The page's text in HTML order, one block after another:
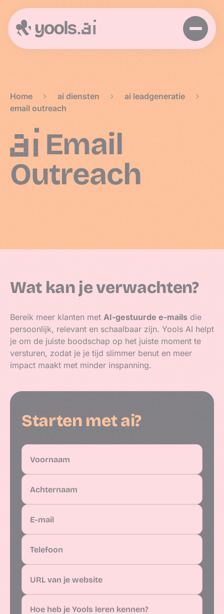
Home > ai diensten > ai leadgeneratie
>
email outreach
AIEmail
Outreach
Wat kan je verwachten?
Bereik meer klanten met AI-gestuurde e-mails die
persoonlijk, relevant en schaalbaar zijn. Yools AI helpt
je om de juiste boodschap op het juiste moment te
versturen, zodat je je tijd slimmer benut en meer
impact maakt met minder inspanning.
Starten met ai?